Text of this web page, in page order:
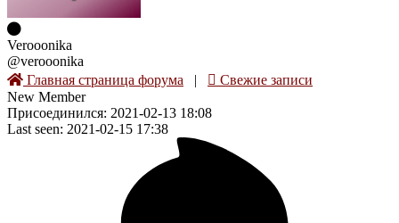
Verooonika
@verooonika
Главная страница форума |
Свежие записи
New Member
Присоединился: 2021-02-13 18:08
Last seen: 2021-02-15 17:38